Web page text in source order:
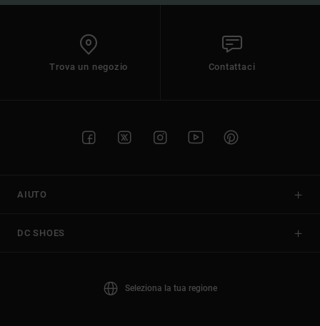
Trova un negozio Contattaci
AIUTO
DC SHOES
Seleziona la tua regione